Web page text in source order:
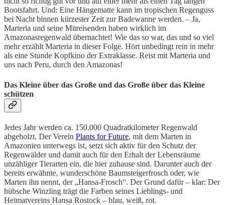
Bootsfahrt. Und: Eine Hängematte kann im tropischen Regenguss
bei Nacht binnen kürzester Zeit zur Badewanne werden. – Ja,
Marteria und seine Mitreisenden haben wirklich im
Amazonasregenwald übernachtet! Wie das so war, das und so viel
mehr erzählt Marteria in dieser Folge. Hört unbedingt rein in mehr
als eine Stunde Kopfkino der Extraklasse. Reist mit Marteria und
uns nach Peru, durch den Amazonas!
Das Kleine über das Große und das Große über das Kleine
schützen
Jedes Jahr werden ca. 150.000 Quadratkilometer Regenwald
abgeholzt. Der Verein Plants for Future, mit dem Marten in
Amazonien unterwegs ist, setzt sich aktiv für den Schutz der
Regenwälder und damit auch für den Erhalt der Lebensräume
unzähliger Tierarten ein, die hier zuhause sind. Darunter auch der
bereits erwähnte, wunderschöne Baumsteigerfrosch oder, wie
Marten ihn nennt, der „Hansa-Frosch“. Der Grund dafür – klar: Der
hübsche Winzling trägt die Farben seines Lieblings- und
Heimatvereins Hansa Rostock – blau, weiß, rot.